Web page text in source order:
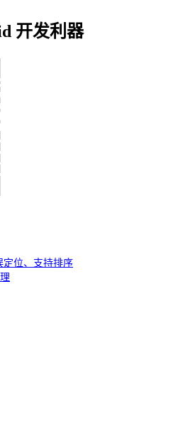
开发利器
定位、支持排序